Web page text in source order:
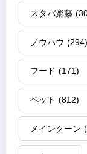
スタパ齋藤
ノウハウ (294)
フード (171)
ペット (812)
メインクーン